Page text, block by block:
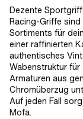
Dezente
Racing-Griffe
Sortiments für
einer raffinierten
authentisches
Wabenstruktur
Armaturen aus
Chromüberzug
Auf jeden Fall
Mofa.